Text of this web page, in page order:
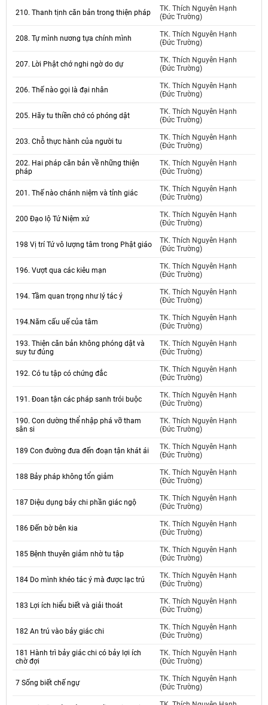
210. Thanh tịnh căn bản trong thiện pháp
TK. Thích Nguyên Hạnh
(Đức Trường)
208. Tự mình nương tựa chính mình
TK. Thích Nguyên Hạnh
(Đức Trường)
207. Lời Phật chớ nghi ngờ do dự
TK. Thích Nguyên Hạnh
(Đức Trường)
206. Thế nào gọi là đại nhân
TK. Thích Nguyên Hạnh
(Đức Trường)
205. Hãy tu thiền chớ có phóng dật
TK. Thích Nguyên Hạnh
(Đức Trường)
203. Chỗ thực hành của người tu
TK. Thích Nguyên Hạnh
(Đức Trường)
202. Hai pháp căn bản về những thiện
pháp
TK. Thích Nguyên Hạnh
(Đức Trường)
201. Thế nào chánh niệm và tỉnh giác
TK. Thích Nguyên Hạnh
(Đức Trường)
200 Đạo lộ Tứ Niệm xứ
TK. Thích Nguyên Hạnh
(Đức Trường)
198 Vị trí Tứ vô lượng tâm trong Phật giáo
TK. Thích Nguyên Hạnh
(Đức Trường)
196. Vượt qua các kiêu mạn
TK. Thích Nguyên Hạnh
(Đức Trường)
194. Tầm quan trọng như lý tác ý
TK. Thích Nguyên Hạnh
(Đức Trường)
194.Năm cấu uế của tâm
TK. Thích Nguyên Hạnh
(Đức Trường)
193. Thiện căn bản không phóng dật và
suy tư đúng
TK. Thích Nguyên Hạnh
(Đức Trường)
192. Có tu tập có chứng đắc
TK. Thích Nguyên Hạnh
(Đức Trường)
191. Đoan tận các pháp sanh trói buộc
TK. Thích Nguyên Hạnh
(Đức Trường)
190. Con dường thể nhập phá vỡ tham
sân si
TK. Thích Nguyên Hạnh
(Đức Trường)
189 Con đường đưa đến đoạn tận khát ái
TK. Thích Nguyên Hạnh
(Đức Trường)
188 Bảy pháp không tổn giảm
TK. Thích Nguyên Hạnh
(Đức Trường)
187 Diệu dụng bảy chi phần giác ngộ
TK. Thích Nguyên Hạnh
(Đức Trường)
186 Đến bờ bên kia
TK. Thích Nguyên Hạnh
(Đức Trường)
185 Bệnh thuyên giảm nhờ tu tập
TK. Thích Nguyên Hạnh
(Đức Trường)
184 Do mình khéo tác ý mà được lạc trú
TK. Thích Nguyên Hạnh
(Đức Trường)
183 Lợi ích hiểu biết và giải thoát
TK. Thích Nguyên Hạnh
(Đức Trường)
182 An trú vào bảy giác chi
TK. Thích Nguyên Hạnh
(Đức Trường)
181 Hành trì bảy giác chi có bảy lợi ích
chờ đợi
TK. Thích Nguyên Hạnh
(Đức Trường)
7 Sống biết chế ngự
TK. Thích Nguyên Hạnh
(Đức Trường)